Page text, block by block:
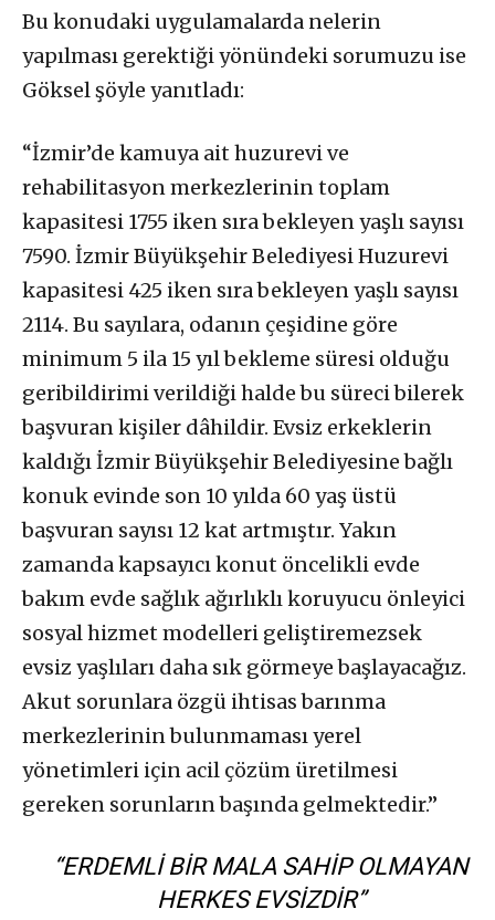
Bu konudaki uygulamalarda nelerin
yapılması gerektiği yönündeki sorumuzu ise
Göksel şöyle yanıtladı:
“İzmir’de kamuya ait huzurevi ve
rehabilitasyon merkezlerinin toplam
kapasitesi 1755 iken sıra bekleyen yaşlı sayısı
7590. İzmir Büyükşehir Belediyesi Huzurevi
kapasitesi 425 iken sıra bekleyen yaşlı sayısı
2114. Bu sayılara, odanın çeşidine göre
minimum 5 ila 15 yıl bekleme süresi olduğu
geribildirimi verildiği halde bu süreci bilerek
başvuran kişiler dâhildir. Evsiz erkeklerin
kaldığı İzmir Büyükşehir Belediyesine bağlı
konuk evinde son 10 yılda 60 yaş üstü
başvuran sayısı 12 kat artmıştır. Yakın
zamanda kapsayıcı konut öncelikli evde
bakım evde sağlık ağırlıklı koruyucu önleyici
sosyal hizmet modelleri geliştiremezsek
evsiz yaşlıları daha sık görmeye başlayacağız.
Akut sorunlara özgü ihtisas barınma
merkezlerinin bulunmaması yerel
yönetimleri için acil çözüm üretilmesi
gereken sorunların başında gelmektedir.”
“ERDEMLI BIR MALA SAHIP OLMAYAN
HERKES EVSIZDIR”